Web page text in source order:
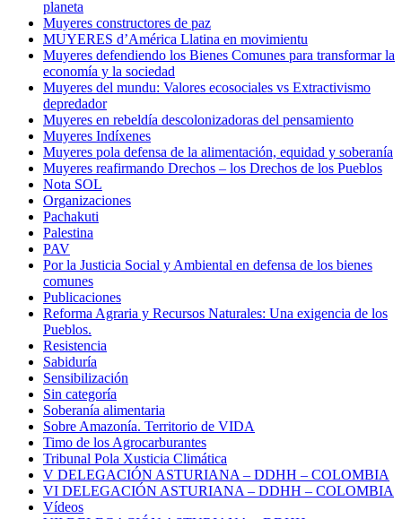
planeta
Muyeres constructores de paz
MUYERES d’América Llatina en movimientu
Muyeres defendiendo los Bienes Comunes para transformar la
economía y la sociedad
Muyeres del mundu: Valores ecosociales vs Extractivismo
depredador
Muyeres en rebeldía descolonizadoras del pensamiento
Muyeres Indíxenes
Muyeres pola defensa de la alimentación, equidad y soberanía
Muyeres reafirmando Drechos – los Drechos de los Pueblos
Nota SOL
Organizaciones
Pachakuti
Palestina
PAV
Por la Justicia Social y Ambiental en defensa de los bienes
comunes
Publicaciones
Reforma Agraria y Recursos Naturales: Una exigencia de los
Pueblos.
Resistencia
Sabiduría
Sensibilización
Sin categoría
Soberanía alimentaria
Sobre Amazonía. Territorio de VIDA
Timo de los Agrocarburantes
Tribunal Pola Xusticia Climática
V DELEGACIÓN ASTURIANA – DDHH – COLOMBIA
VI DELEGACIÓN ASTURIANA – DDHH – COLOMBIA
Vídeos